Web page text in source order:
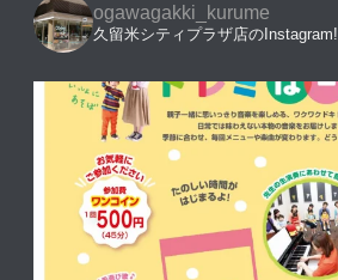
ogawagakki_kurume
久留米シティプラザ店のInstagram!